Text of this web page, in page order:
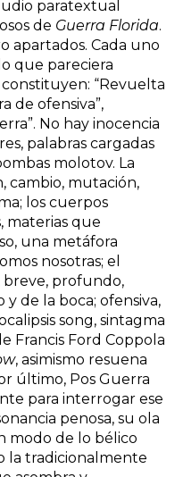
paratextual
de Guerra Florida.
apartados. Cada uno
que pareciera
“Revuelta
de ofensiva”,
No hay inocencia
palabras cargadas
molotov. La
cambio, mutación,
los cuerpos
materias que
una metáfora
nosotras; el
breve, profundo,
de la boca; ofensiva,
song, sintagma
Francis Ford Coppola
, asimismo resuena
último, Pos Guerra
para interrogar ese
penosa, su ola
modo de lo bélico
la tradicionalmente